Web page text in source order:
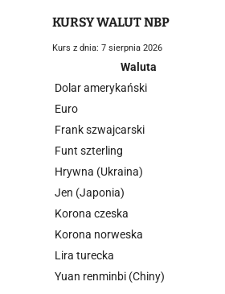
KURSY WALUT NBP
Kurs z dnia: 7 sierpnia 2026
Waluta
Dolar amerykański
Euro
Frank szwajcarski
Funt szterling
Hrywna (Ukraina)
Jen (Japonia)
Korona czeska
Korona norweska
Lira turecka
Yuan renminbi (Chiny)